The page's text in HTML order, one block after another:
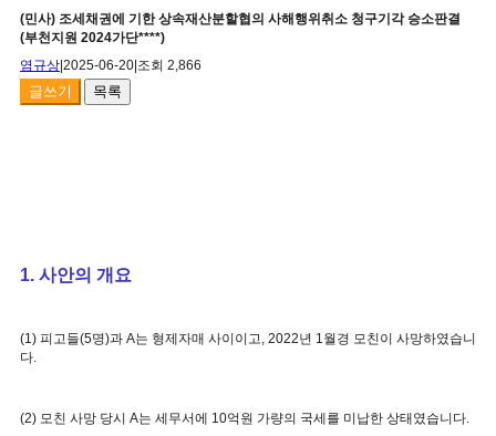
(민사) 조세채권에 기한 상속재산분할협의 사해행위취소 청구기각 승소판결
(부천지원 2024가단****)
염규상 2025-06-20 조회 2,866
글쓰기 목록
1. 사안의 개요
(1) 피고들(5명)과 A는 형제자매 사이이고, 2022년 1월경 모친이 사망하였습니
다.
(2) 모친 사망 당시 A는 세무서에 10억원 가량의 국세를 미납한 상태였습니다.